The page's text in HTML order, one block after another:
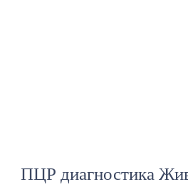
ПЦР диагностика